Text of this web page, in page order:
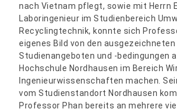
nach Vietnam pflegt, sowie mit Herrn
Laboringenieur im Studienbereich
Recyclingtechnik, konnte sich
eigenes Bild von den ausgezeichneten
Studienangeboten und -bedingungen
Hochschule Nordhausen im Bereich
Ingenieurwissenschaften machen.
vom Studienstandort Nordhausen
Professor Phan bereits an mehrere